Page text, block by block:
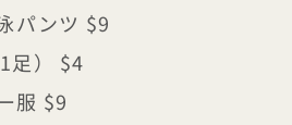
パンツ $9
足） $4
服 $9